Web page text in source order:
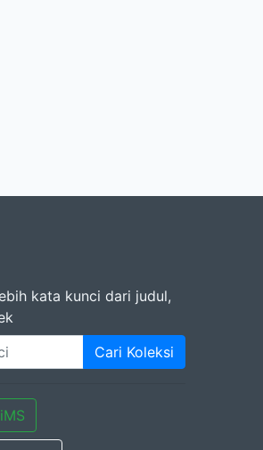
kata kunci dari judul,
Cari Koleksi